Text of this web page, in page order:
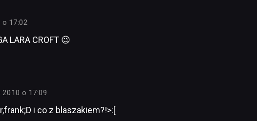
o 17:02
LARA CROFT 😉
2010 o 17:09
i co z blaszakiem?!>:[